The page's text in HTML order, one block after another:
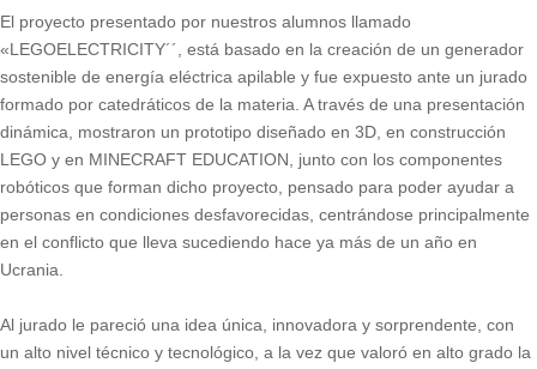
El proyecto presentado por nuestros alumnos llamado
«LEGOELECTRICITY´´, está basado en la creación de un generador
sostenible de energía eléctrica apilable y fue expuesto ante un jurado
formado por catedráticos de la materia. A través de una presentación
dinámica, mostraron un prototipo diseñado en 3D, en construcción
LEGO y en MINECRAFT EDUCATION, junto con los componentes
robóticos que forman dicho proyecto, pensado para poder ayudar a
personas en condiciones desfavorecidas, centrándose principalmente
en el conflicto que lleva sucediendo hace ya más de un año en
Ucrania.
Al jurado le pareció una idea única, innovadora y sorprendente, con
un alto nivel técnico y tecnológico, a la vez que valoró en alto grado la